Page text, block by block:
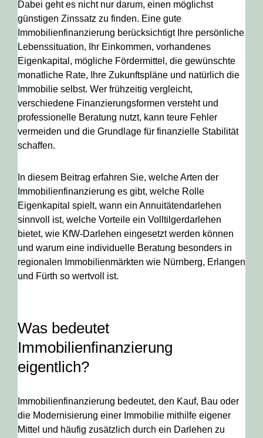
Dabei geht es nicht nur darum, einen möglichst
günstigen Zinssatz zu finden. Eine gute
Immobilienfinanzierung berücksichtigt Ihre persönliche
Lebenssituation, Ihr Einkommen, vorhandenes
Eigenkapital, mögliche Fördermittel, die gewünschte
monatliche Rate, Ihre Zukunftspläne und natürlich die
Immobilie selbst. Wer frühzeitig vergleicht,
verschiedene Finanzierungsformen versteht und
professionelle Beratung nutzt, kann teure Fehler
vermeiden und die Grundlage für finanzielle Stabilität
schaffen.
In diesem Beitrag erfahren Sie, welche Arten der
Immobilienfinanzierung es gibt, welche Rolle
Eigenkapital spielt, wann ein Annuitätendarlehen
sinnvoll ist, welche Vorteile ein Volltilgerdarlehen
bietet, wie KfW-Darlehen eingesetzt werden können
und warum eine individuelle Beratung besonders in
regionalen Immobilienmärkten wie Nürnberg, Erlangen
und Fürth so wertvoll ist.
Was bedeutet
Immobilienfinanzierung
eigentlich?
Immobilienfinanzierung bedeutet, den Kauf, Bau oder
die Modernisierung einer Immobilie mithilfe eigener
Mittel und häufig zusätzlich durch ein Darlehen zu